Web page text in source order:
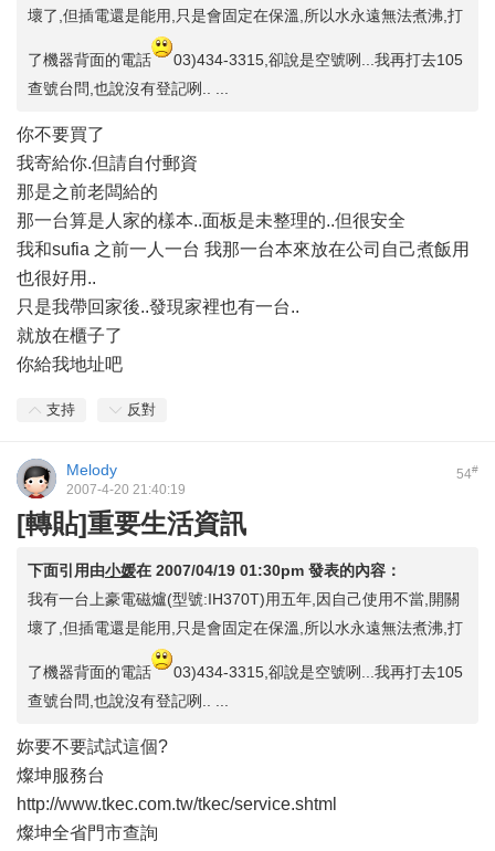
壞了,但插電還是能用,只是會固定在保溫,所以水永遠無法煮沸,打
了機器背面的電話
03)434-3315,卻說是空號咧...我再打去105
查號台問,也說沒有登記咧.. ...
你不要買了
我寄給你.但請自付郵資
那是之前老闆給的
那一台算是人家的樣本..面板是未整理的..但很安全
我和sufia 之前一人一台 我那一台本來放在公司自己煮飯用
也很好用..
只是我帶回家後..發現家裡也有一台..
就放在櫃子了
你給我地址吧
支持 反對
54#
Melody
2007-4-20 21:40:19
[轉貼]重要生活資訊
下面引用由小媛在 2007/04/19 01:30pm 發表的內容：
我有一台上豪電磁爐(型號:IH370T)用五年,因自己使用不當,開關
壞了,但插電還是能用,只是會固定在保溫,所以水永遠無法煮沸,打
了機器背面的電話
03)434-3315,卻說是空號咧...我再打去105
查號台問,也說沒有登記咧.. ...
妳要不要試試這個?
燦坤服務台
http://www.tkec.com.tw/tkec/service.shtml
燦坤全省門市查詢